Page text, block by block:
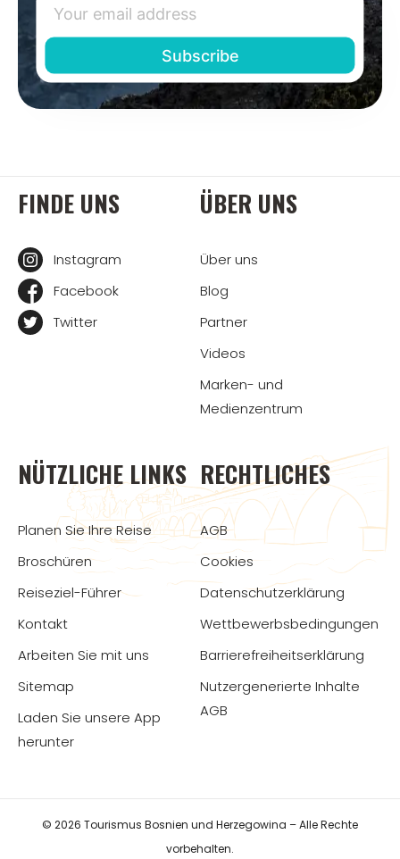
FINDE UNS
Instagram
Facebook
Twitter
ÜBER UNS
Über uns
Blog
Partner
Videos
Marken- und
Medienzentrum
NÜTZLICHE LINKS
Planen Sie Ihre Reise
Broschüren
Reiseziel-Führer
Kontakt
Arbeiten Sie mit uns
Sitemap
Laden Sie unsere App
herunter
RECHTLICHES
AGB
Cookies
Datenschutzerklärung
Wettbewerbsbedingungen
Barrierefreiheitserklärung
Nutzergenerierte Inhalte
AGB
© 2026 Tourismus Bosnien und Herzegowina – Alle Rechte
vorbehalten.